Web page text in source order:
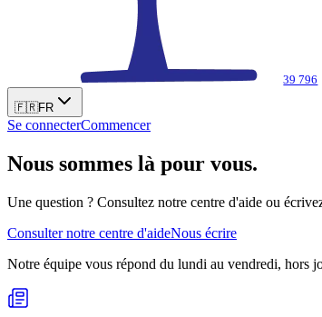
39 796
🇫🇷FR
Se connecterCommencer
Nous sommes là pour vous.
Une question ? Consultez notre centre d'aide ou
Consulter notre centre d'aideNous écrire
Notre équipe vous répond du lundi au vendredi, hors